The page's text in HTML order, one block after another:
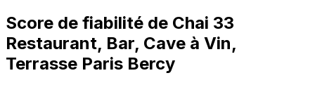
Score de fiabilité de Chai 33
Restaurant, Bar, Cave à Vin,
Terrasse Paris Bercy